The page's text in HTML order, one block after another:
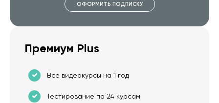
ОФОРМИТЬ ПОДПИСКУ
Премиум Plus
Все видеокурсы на 1 год
Тестирование по 24 курсам